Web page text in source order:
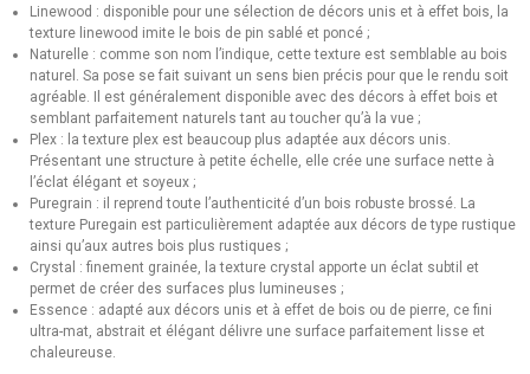
Linewood : disponible pour une sélection de décors unis et à effet bois, la
texture linewood imite le bois de pin sablé et poncé ;
Naturelle : comme son nom l’indique, cette texture est semblable au bois
naturel. Sa pose se fait suivant un sens bien précis pour que le rendu soit
agréable. Il est généralement disponible avec des décors à effet bois et
semblant parfaitement naturels tant au toucher qu’à la vue ;
Plex : la texture plex est beaucoup plus adaptée aux décors unis.
Présentant une structure à petite échelle, elle crée une surface nette à
l’éclat élégant et soyeux ;
Puregrain : il reprend toute l’authenticité d’un bois robuste brossé. La
texture Puregain est particulièrement adaptée aux décors de type rustique
ainsi qu’aux autres bois plus rustiques ;
Crystal : finement grainée, la texture crystal apporte un éclat subtil et
permet de créer des surfaces plus lumineuses ;
Essence : adapté aux décors unis et à effet de bois ou de pierre, ce fini
ultra-mat, abstrait et élégant délivre une surface parfaitement lisse et
chaleureuse.